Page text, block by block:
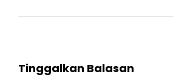
Tinggalkan Balasan